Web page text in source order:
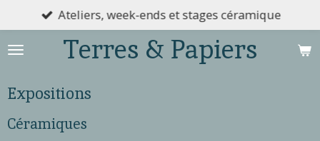
Passer
au
contenu
Terres & Papiers
Ateliers, week-ends et stages céramique
Expositions
Céramiques